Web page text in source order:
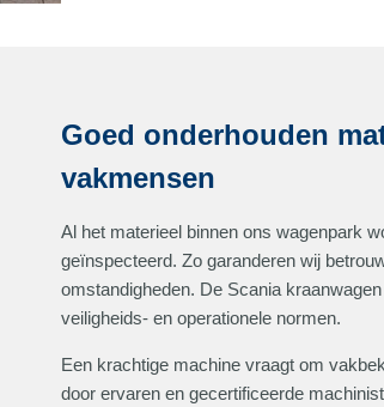
Goed onderhouden
vakmensen
Al het materieel binnen ons wagenpark
geïnspecteerd. Zo garanderen wij
omstandigheden. De Scania
veiligheids- en operationele normen.
Een krachtige machine vraagt om
door ervaren en gecertificeerde